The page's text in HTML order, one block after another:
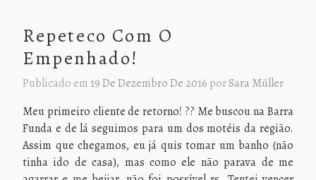
Repeteco Com O
Empenhado!
Publicado em 19 De Dezembro De 2016 porSara Müller
Meu primeiro cliente de retorno! ?? Me buscou na Barra
Funda e de lá seguimos para um dos motéis da região.
Assim que chegamos, eu já quis tomar um banho (não
tinha ido de casa), mas como ele não parava de me